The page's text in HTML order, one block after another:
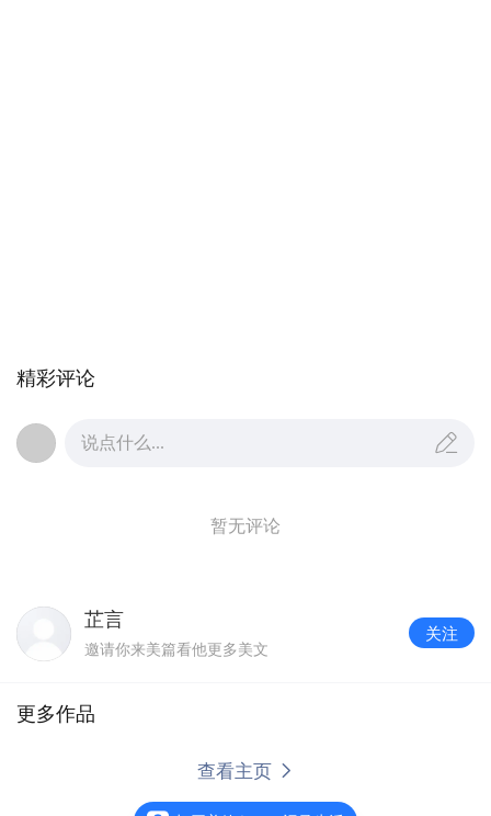
中党委书记李剑同志、校长邓少俊同志、邹楠华副
建华同志出席 会议，一同见证这个重要的时刻。
精彩评论
说点什么...
暂无评论
芷言
邀请你来美篇看他更多美文
关注
更多作品
查看主页